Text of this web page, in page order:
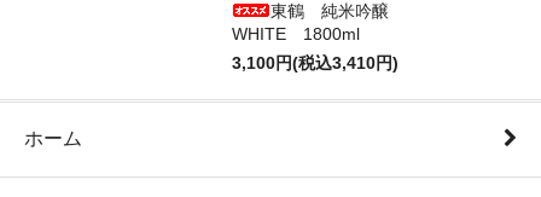
東鶴 純米吟醸
WHITE 1800ml
3,100円(税込3,410円)
ホーム